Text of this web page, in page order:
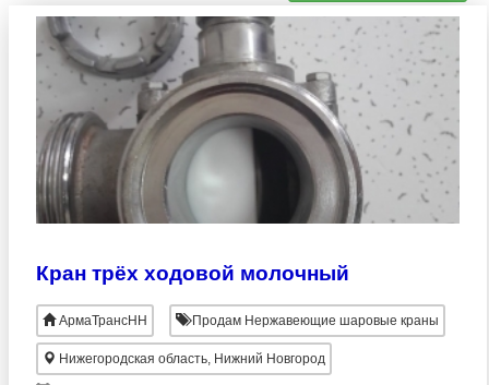
Кран трёх ходовой молочный
АрмаТрансНН Продам Нержавеющие шаровые краны
Нижегородская область, Нижний Новгород